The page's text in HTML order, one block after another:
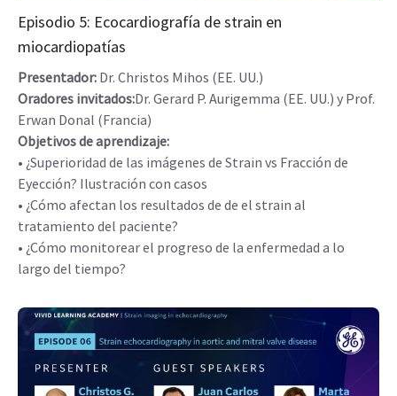
Episodio 5: Ecocardiografía de strain en
miocardiopatías
Presentador: Dr. Christos Mihos (EE. UU.)
Oradores invitados:Dr. Gerard P. Aurigemma (EE. UU.) y Prof.
Erwan Donal (Francia)
Objetivos de aprendizaje:
• ¿Superioridad de las imágenes de Strain vs Fracción de
Eyección? Ilustración con casos
• ¿Cómo afectan los resultados de de el strain al
tratamiento del paciente?
• ¿Cómo monitorear el progreso de la enfermedad a lo
largo del tiempo?